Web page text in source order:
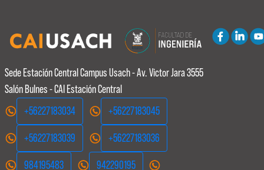
Sede Estación Central Campus Usach - Av. Victor Jara 3555
Salón Bulnes - CAI Estación Central
+56227183034
+56227183045
+56227183039 +56227183036
984195483 942290195